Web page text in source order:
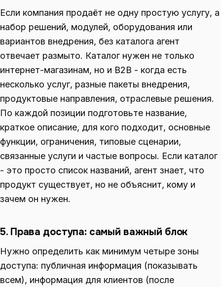
Если компания продаёт не одну простую услугу, а
набор решений, модулей, оборудования или
вариантов внедрения, без каталога агент
отвечает размыто. Каталог нужен не только
интернет-магазинам, но и B2B - когда есть
несколько услуг, разные пакеты внедрения,
продуктовые направления, отраслевые решения.
По каждой позиции подготовьте название,
краткое описание, для кого подходит, основные
функции, ограничения, типовые сценарии,
связанные услуги и частые вопросы. Если каталог
- это просто список названий, агент знает, что
продукт существует, но не объяснит, кому и
зачем он нужен.
5. Права доступа: самый важный блок
Нужно определить как минимум четыре зоны
доступа: публичная информация (показывать
всем), информация для клиентов (после